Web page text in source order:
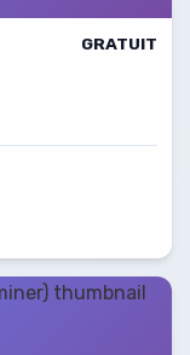
GRATUIT